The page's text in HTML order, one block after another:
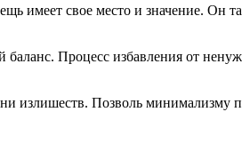
имеет свое место и значение. Он
Процесс избавления от
Позволь минимализму